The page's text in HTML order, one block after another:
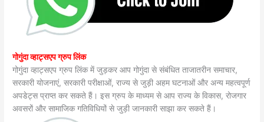
गोगुंदा व्हाट्सएप ग्रुप लिंक
गोगुंदा व्हाट्सएप ग्रुप लिंक में जुड़कर आप गोगुंदा से संबंधित ताजातरीन समाचार,
सरकारी योजनाएं, सरकारी परीक्षाओं, राज्य से जुड़ी अहम घटनाओं और अन्य महत्वपूर्ण
अपडेट्स प्राप्त कर सकते हैं। इस ग्रुप के माध्यम से आप राज्य के विकास, रोजगार
अवसरों और सामाजिक गतिविधियों से जुड़ी जानकारी साझा कर सकते हैं।